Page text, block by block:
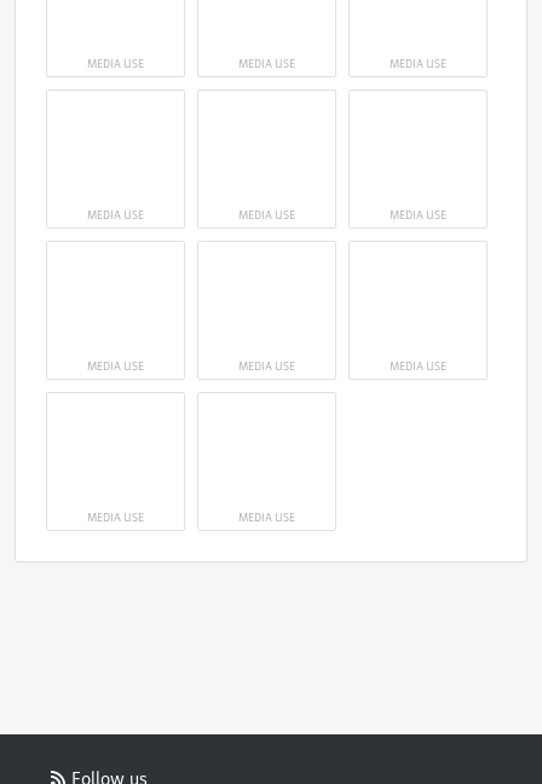
MEDIA USE MEDIA USE MEDIA USE
MEDIA USE MEDIA USE MEDIA USE
MEDIA USE MEDIA USE MEDIA USE
MEDIA USE MEDIA USE
Follow us